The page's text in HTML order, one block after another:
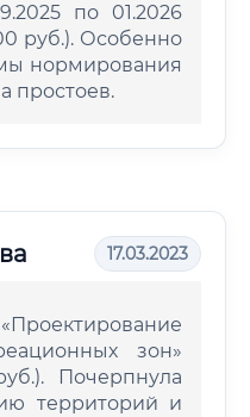
по 01.2026
руб.). Особенно
нормирования
простоев.
17.03.2023
зон»
Почерпнула
территорий и